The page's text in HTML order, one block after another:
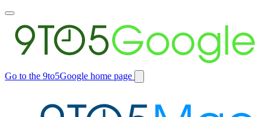
Toggle
main
menu
Go to the 9to5Google home page
Switch